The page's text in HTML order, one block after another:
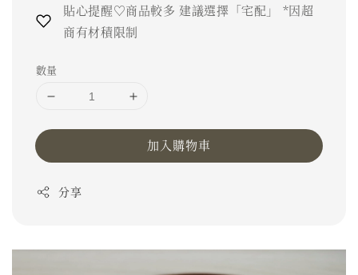
貼心提醒♡商品較多 建議選擇「宅配」 *因超
商有材積限制
數量
加入購物車
分享